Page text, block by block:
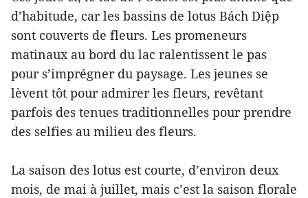
d’habitude, car les bassins de lotus Bách Diệp
sont couverts de fleurs. Les promeneurs
matinaux au bord du lac ralentissent le pas
pour s’imprégner du paysage. Les jeunes se
lèvent tôt pour admirer les fleurs, revêtant
parfois des tenues traditionnelles pour prendre
des selfies au milieu des fleurs.
La saison des lotus est courte, d’environ deux
mois, de mai à juillet, mais c’est la saison florale